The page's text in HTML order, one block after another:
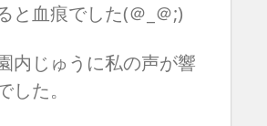
と血痕でした(＠_＠;)
内じゅうに私の声が響
した。